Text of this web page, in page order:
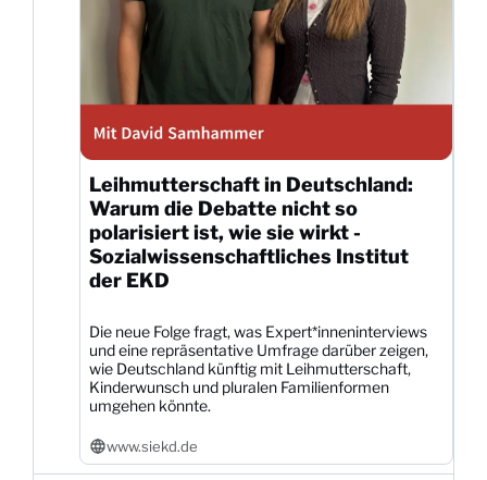
Leihmutterschaft in Deutschland:
Warum die Debatte nicht so
polarisiert ist, wie sie wirkt -
Sozialwissenschaftliches Institut
der EKD
Die neue Folge fragt, was Expert*inneninterviews
und eine repräsentative Umfrage darüber zeigen,
wie Deutschland künftig mit Leihmutterschaft,
Kinderwunsch und pluralen Familienformen
umgehen könnte.
www.siekd.de